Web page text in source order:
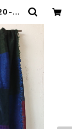
12